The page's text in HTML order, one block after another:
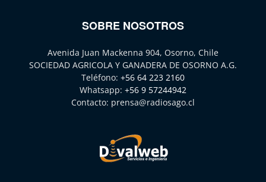
SOBRE NOSOTROS
Avenida Juan Mackenna 904, Osorno, Chile
SOCIEDAD AGRICOLA Y GANADERA DE OSORNO A.G.
Teléfono: +56 64 223 2160
Whatsapp: +56 9 57244942
Contacto: prensa@radiosago.cl